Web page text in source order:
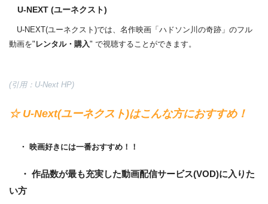
U-NEXT (ユーネクスト)
U-NEXT(ユーネクスト)では、名作映画「ハドソン川の奇跡」のフル
動画を" レンタル・購入" で視聴することができます。
(引用：U-Next HP)
☆ U-Next(ユーネクスト)はこんな方におすすめ！
・ 映画好きには一番おすすめ！！
・ 作品数が最も充実した動画配信サービス(VOD)に入りた
い方